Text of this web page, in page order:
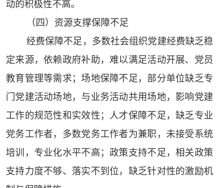
动的积极性不高。
（四）资源支撑保障不足
经费保障不足，多数社会组织党建经费缺乏稳
定来源，依赖政府补助，难以满足活动开展、党员
教育管理等需求；场地保障不足，部分单位缺乏专
门党建活动场地，与业务活动共用场地，影响党建
工作的规范性和实效性；人才保障不足，缺乏专业
党务工作者，多数党务工作者为兼职，未接受系统
培训，专业化水平不高；政策支持不足，相关政策
支持力度不够、落实不到位，缺乏针对性的激励机